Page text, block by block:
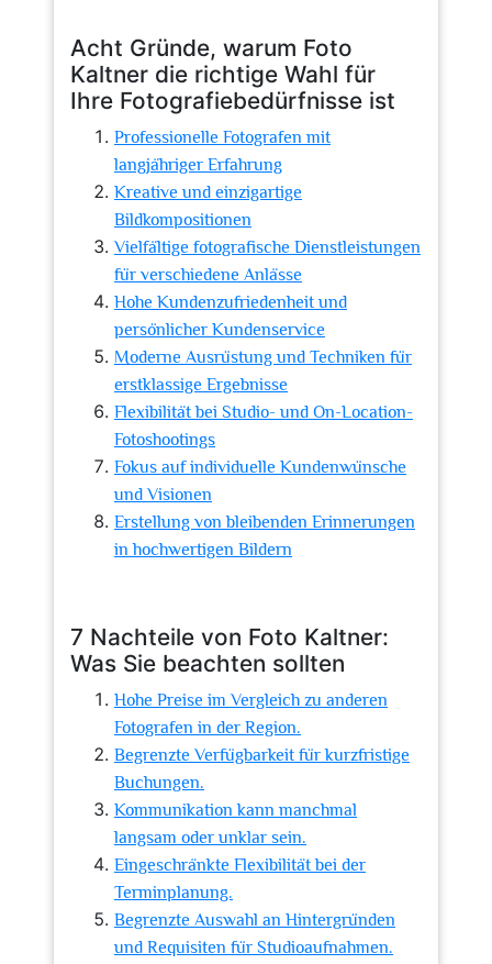
Acht Gründe, warum Foto
Kaltner die richtige Wahl für
Ihre Fotografiebedürfnisse ist
Professionelle Fotografen mit
langjähriger Erfahrung
Kreative und einzigartige
Bildkompositionen
Vielfältige fotografische Dienstleistungen
für verschiedene Anlässe
Hohe Kundenzufriedenheit und
persönlicher Kundenservice
Moderne Ausrüstung und Techniken für
erstklassige Ergebnisse
Flexibilität bei Studio- und On-Location-
Fotoshootings
Fokus auf individuelle Kundenwünsche
und Visionen
Erstellung von bleibenden Erinnerungen
in hochwertigen Bildern
7 Nachteile von Foto Kaltner:
Was Sie beachten sollten
Hohe Preise im Vergleich zu anderen
Fotografen in der Region.
Begrenzte Verfügbarkeit für kurzfristige
Buchungen.
Kommunikation kann manchmal
langsam oder unklar sein.
Eingeschränkte Flexibilität bei der
Terminplanung.
Begrenzte Auswahl an Hintergründen
und Requisiten für Studioaufnahmen.